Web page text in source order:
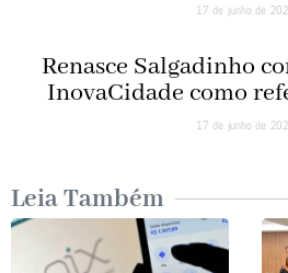
17 de junho de
Renasce Salgadinho
InovaCidade como
17 de junho de
Leia Também